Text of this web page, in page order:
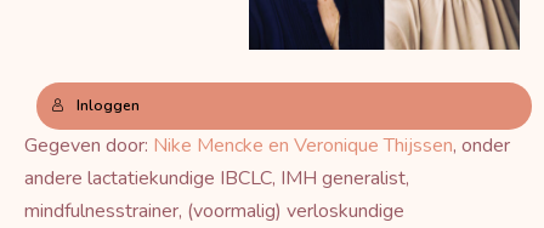
Inloggen
Gegeven door: Nike Mencke en Veronique Thijssen, onder
andere lactatiekundige IBCLC, IMH generalist,
mindfulnesstrainer, (voormalig) verloskundige